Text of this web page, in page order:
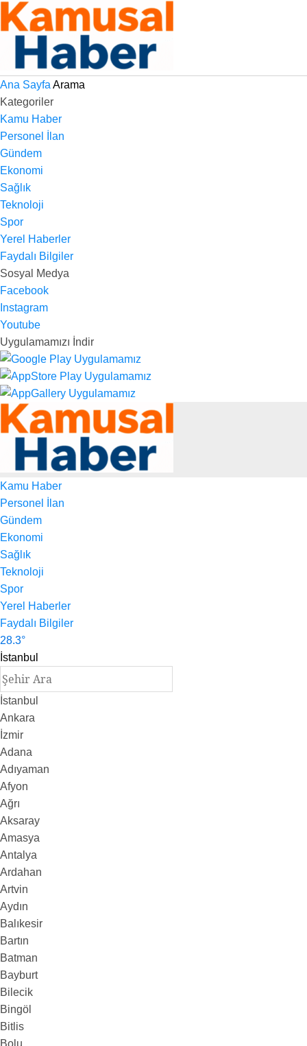
Ana Sayfa Arama
Kategoriler
Kamu Haber
Personel İlan
Gündem
Ekonomi
Sağlık
Teknoloji
Spor
Yerel Haberler
Faydalı Bilgiler
Sosyal Medya
Facebook
Instagram
Youtube
Uygulamamızı İndir
Kamu Haber
Personel İlan
Gündem
Ekonomi
Sağlık
Teknoloji
Spor
Yerel Haberler
Faydalı Bilgiler
28.3°
İstanbul
İstanbul
Ankara
İzmir
Adana
Adıyaman
Afyon
Ağrı
Aksaray
Amasya
Antalya
Ardahan
Artvin
Aydın
Balıkesir
Bartın
Batman
Bayburt
Bilecik
Bingöl
Bitlis
Bolu